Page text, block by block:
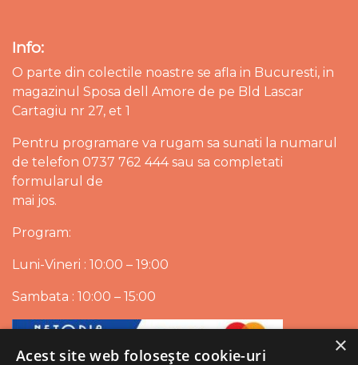
Info:
O parte din colectile noastre se afla in Bucuresti, in
magazinul Sposa dell Amore de pe Bld Lascar
Cartagiu nr 27, et 1
Pentru programare va rugam sa sunati la numarul
de telefon 0737 762 444 sau sa completati
formularul de
mai jos.
Program:
Luni-Vineri : 10:00 – 19:00
Sambata : 10:00 – 15:00
×
Acest site web folosește cookie-uri